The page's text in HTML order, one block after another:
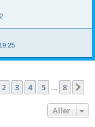
1sur8
2 3 4 5 8
Aller